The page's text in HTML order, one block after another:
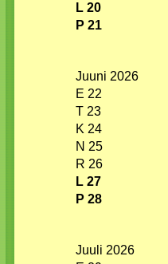
L 20
P 21
Juuni 2026
E 22
T 23
K 24
N 25
R 26
L 27
P 28
Juuli 2026